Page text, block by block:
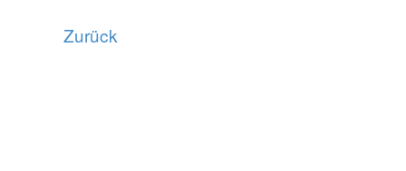
Zurück